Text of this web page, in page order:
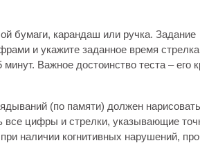
бумаги, карандаш или ручка. Задание
и укажите заданное время
Важное достоинство теста – его
(по памяти) должен нарисовать
все цифры и стрелки, указывающие
наличии когнитивных нарушений,